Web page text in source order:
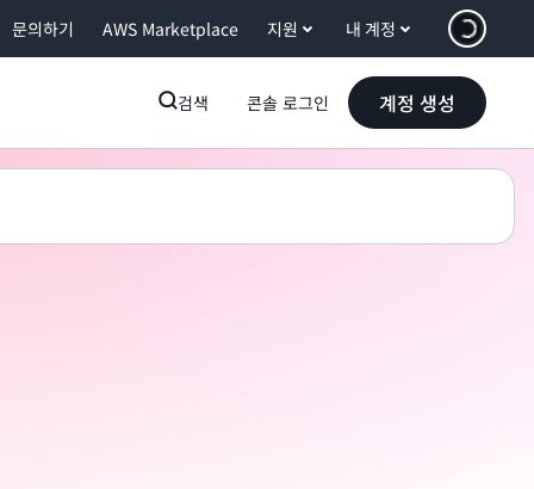
문의하기 AWS Marketplace 지원 내 계정
검색 콘솔 로그인 계정 생성